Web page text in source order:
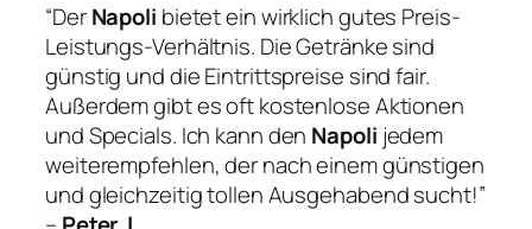
“DerNapoli bietet ein wirklich gutes Preis-
Leistungs-Verhältnis. Die Getränke sind
günstig und die Eintrittspreise sind fair.
Außerdem gibt es oft kostenlose Aktionen
und Specials. Ich kann den Napoli jedem
weiterempfehlen, der nach einem günstigen
und gleichzeitig tollen Ausgehabend sucht!”